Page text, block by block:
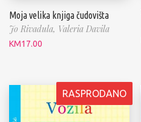
Moja velika knjiga čudovišta
Jo Rivadula, Valeria Davila
KM17.00
RASPRODANO